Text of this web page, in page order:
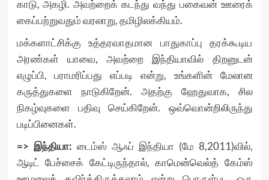
காடு, அகழி. அவற்றைக் கடந்து வந்து பகைவன் ஊரைக்
கைப்பற்றுவதும் வரலாறு, தமிழிலக்கியம்.
மக்களாட்சிக்கு உத்தரவாதமான பாதுகாப்பு தரக்கூடிய
அரண்கள் யாவை, அவற்றை இந்தியாவில் திறனுடன்
எழுப்பி, பராமரிப்பது எப்படி என்று, உங்களின் மேலான
கருத்துகளை நாடுகிறேன். அதற்கு ஹேதுவாக, சில
நிகழ்வுகளை பதிவு செய்கிறேன். ஒவ்வொன்றிலிருந்து
படிப்பினைகள்.
=> இந்தியா: டைம்ஸ் ஆஃப் இந்தியா (மே 8,2011)வில்,
ஆடிட் பேச்சைக் கேட்டிருந்தால், காமென்வெல்த் கேம்ஸ்